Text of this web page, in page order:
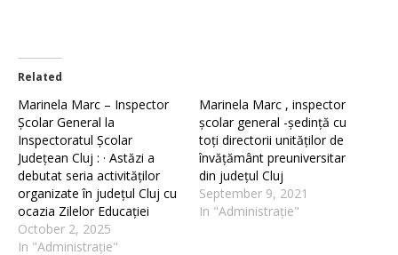
Related
Marinela Marc – Inspector
Școlar General la
Inspectoratul Școlar
Județean Cluj : · Astăzi a
debutat seria activităților
organizate în județul Cluj cu
ocazia Zilelor Educației
October 2, 2025
In "Administrație"
Marinela Marc , inspector
școlar general -ședință cu
toți directorii unităților de
învățământ preuniversitar
din județul Cluj
September 9, 2021
In "Administrație"